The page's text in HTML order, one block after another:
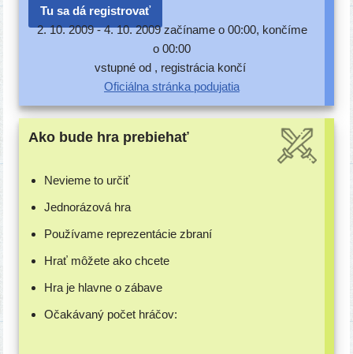
Tu sa dá registrovať
2. 10. 2009 -4. 10. 2009 začí­na­me o 00:00, kon­čí­me
o 00:00
vstup­né od , regis­trá­cia končí
Oficiálna strán­ka podujatia
Ako bude hra prebiehať
Nevieme to určiť
Jednorázová hra
Používame repre­zen­tá­cie zbraní
Hrať môže­te ako chcete
Hra je hlav­ne o zábave
Očakávaný počet hráčov: